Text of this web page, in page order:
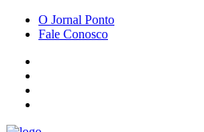
O Jornal Ponto
Fale Conosco